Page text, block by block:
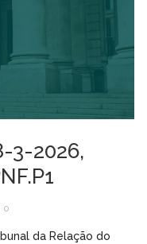
3-2026,
0
da Relação do